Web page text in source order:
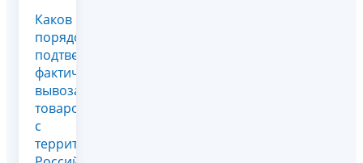
Каков
порядок
подтверждения
фактического
вывоза
товаров
с
территории